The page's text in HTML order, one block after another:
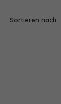
Sortieren nach: